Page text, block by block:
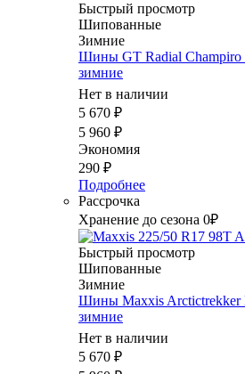
Быстрый просмотр
Шипованные
Зимние
Шины GT Radial Champiro
зимние
Нет в наличии
5 670 ₽
5 960 ₽
Экономия
290 ₽
Подробнее
Рассрочка
Хранение до сезона 0₽
Быстрый просмотр
Шипованные
Зимние
Шины Maxxis Arctictrekker
зимние
Нет в наличии
5 670 ₽